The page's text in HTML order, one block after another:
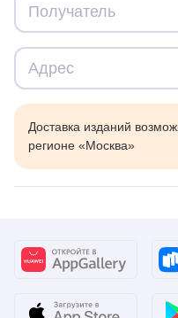
Доставка изданий
регионе «Москва»